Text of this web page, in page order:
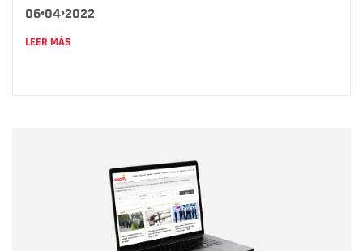
06•04•2022
LEER MÁS
Correo electrónico